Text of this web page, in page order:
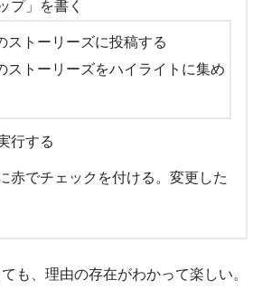
プ」を書く
ストーリーズに投稿する
ストーリーズをハイライトに集め
行する
赤でチェックを付ける。変更した
も、理由の存在がわかって楽しい。